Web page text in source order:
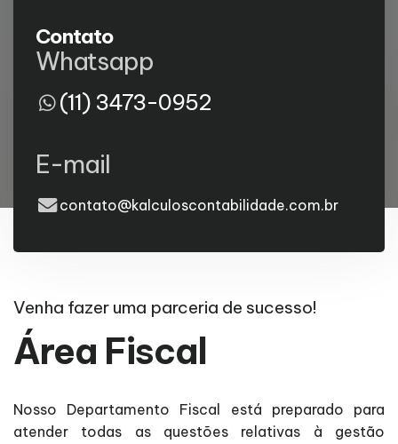
Contato
Whatsapp
(11) 3473-0952
E-mail
contato@kalculoscontabilidade.com.br
Venha fazer uma parceria de sucesso!
Área Fiscal
Nosso Departamento Fiscal está preparado para
atender todas as questões relativas à gestão